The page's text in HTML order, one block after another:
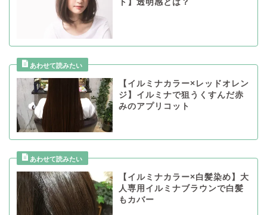
ト】透明感とは？
【イルミナカラー×レッドオレン
ジ】イルミナで狙うくすんだ赤
みのアプリコット
【イルミナカラー×白髪染め】大
人専用イルミナブラウンで白髪
もカバー